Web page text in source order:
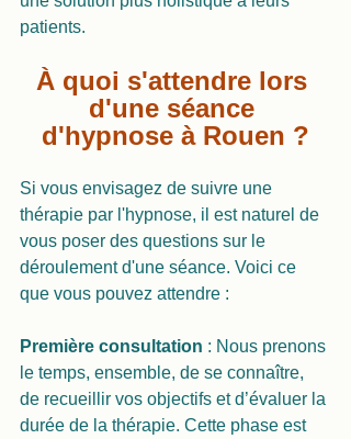
patients.
À quoi s'attendre lors
d'une séance
d'hypnose à Rouen ?
Si vous envisagez de suivre une
thérapie par l'hypnose, il est naturel de
vous poser des questions sur le
déroulement d'une séance. Voici ce
que vous pouvez attendre :
Première consultation : Nous prenons
le temps, ensemble, de se connaître,
de recueillir vos objectifs et d’évaluer la
durée de la thérapie. Cette phase est